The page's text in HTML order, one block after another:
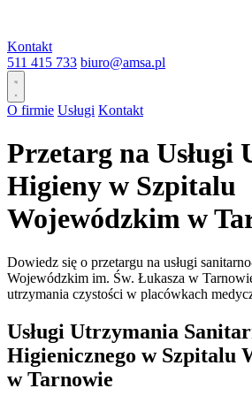
Kontakt
511 415 733 biuro@amsa.pl
O firmie Usługi Kontakt
Przetarg na Usługi
Higieny w Szpitalu
Wojewódzkim w
Dowiedz się o przetargu na usługi
Wojewódzkim im. Św. Łukasza w
utrzymania czystości w placówkach
Usługi Utrzymania
Higienicznego w Szpitalu
w Tarnowie